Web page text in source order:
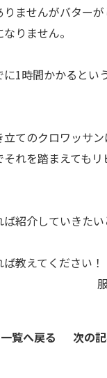
ませんがバターが
りません。
1時間かかるとい
てのクロワッサ
れを踏まえてもリ
紹介していきた
教えてください！
一覧へ戻る 次の